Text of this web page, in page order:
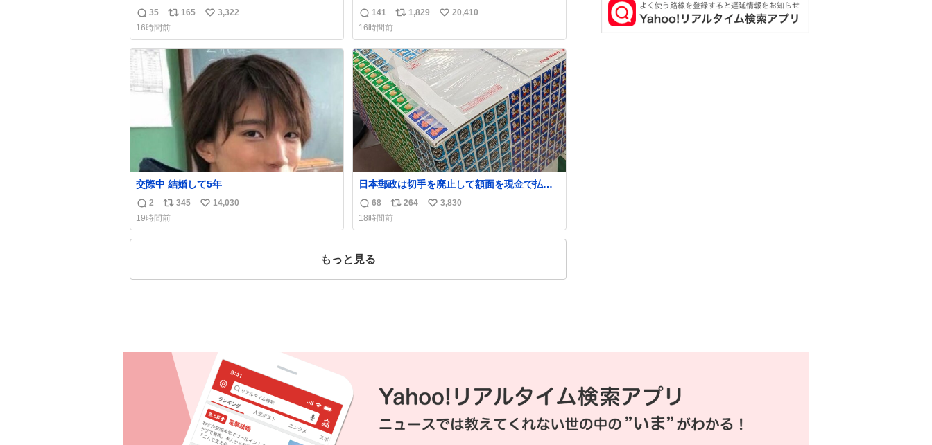
局に行ったみたいです。おもちゃとか買う選
択肢もあったと思うけど、自分で貯めてた2万
円を役に立てて欲しい、みんなも元気になっ
て欲しいと。家内も一緒に募金したので、自
分も何かできたらなぁと思いました。
返
信
数
35
リ
ポ
ス
ト
数
165
い
ね
数
3,322
16時間前
メーカーからは、完全に見放されたんです
が、 見事に85歳の父が治しました。 うちの父
は、トヨタカローラのボディをオート生産す
る、工業ロボットの製作者なんですが、 父が
電動ベットの配線をハンダで修理している横
で、
返
信
数
141
リ
ス
ト
数
1,829
い
ね
数
20,410
16時間前
交際中 結婚して5年
返
信
数
2
リ
ポ
ス
345
い
ね
14,030
19時間前
日本郵政は切手を廃止して額面を現金で払い
戻せ2026 #日本郵政 @JapanPostHD_PR
返
信
数
68
リ
ポ
ス
264
い
ね
3,830
18時間前
もっと見る